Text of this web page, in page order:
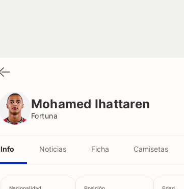
Mohamed Ihattaren
Fortuna
Info Noticias Ficha Camisetas